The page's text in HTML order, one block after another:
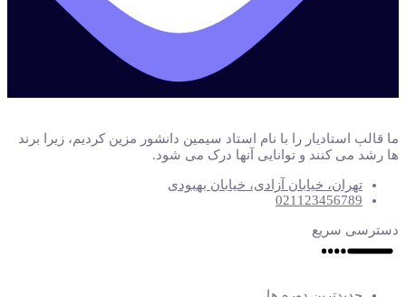
ما قالب استادیار را با نام استاد سیمین دانشور مزین کردیم، زیرا برند
ها رشد می کنند و توانایی آنها درک می شود.
تهران، خیابان آزادی، خیابان بهبودی
021123456789
دسترسی سریع